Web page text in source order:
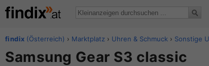
findix (Österreich) › Marktplatz › Uhren & Schmuck › Sonstige
Samsung Gear S3 classic